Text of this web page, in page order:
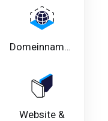
Domeinnamen
Website &